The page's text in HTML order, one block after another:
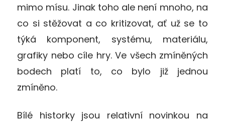
mimo mísu. Jinak toho ale není mnoho, na
co si stěžovat a co kritizovat, ať už se to
týká komponent, systému, materiálu,
grafiky nebo cíle hry. Ve všech zmíněných
bodech platí to, co bylo již jednou
zmíněno.
Bílé historky jsou relativní novinkou na